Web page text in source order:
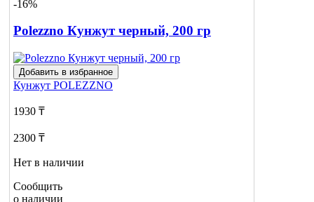
-16%
Polezzno Кунжут черный, 200 гр
Добавить в избранное
Кунжут POLEZZNO
1930 ₸
2300 ₸
Нет в наличии
Сообщить
о наличии